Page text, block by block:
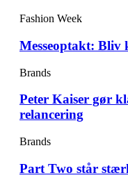
Fashion Week
Messeoptakt: Bliv
Brands
Peter Kaiser gør
relancering
Brands
Part Two står